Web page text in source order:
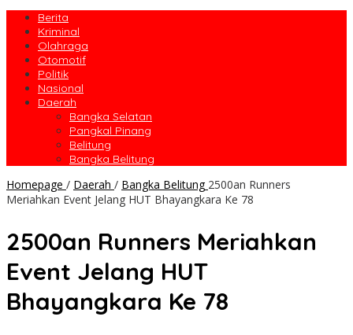
Berita
Kriminal
Olahraga
Otomotif
Politik
Nasional
Daerah
Bangka Selatan
Pangkal Pinang
Belitung
Bangka Belitung
Homepage / Daerah / Bangka Belitung 2500an Runners
Meriahkan Event Jelang HUT Bhayangkara Ke 78
2500an Runners Meriahkan
Event Jelang HUT
Bhayangkara Ke 78